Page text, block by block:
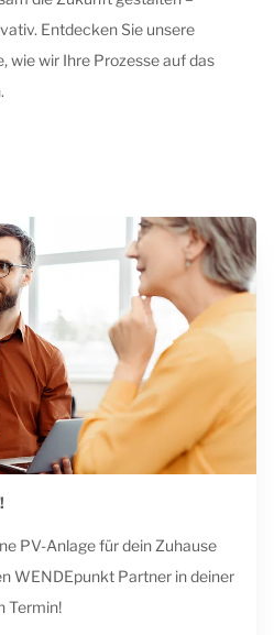
Entdecken Sie unsere
wie wir Ihre Prozesse auf das
PV-Anlage für dein Zuhause
WENDEpunkt Partner in deiner
Termin!